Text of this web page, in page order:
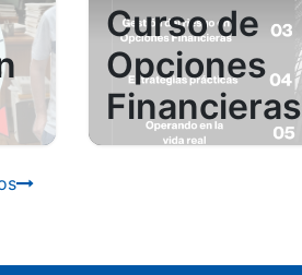
Curso de
Opciones
Financieras